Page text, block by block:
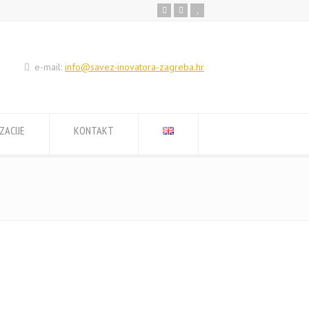
e-mail: info@savez-inovatora-zagreba.hr
KONTAKT